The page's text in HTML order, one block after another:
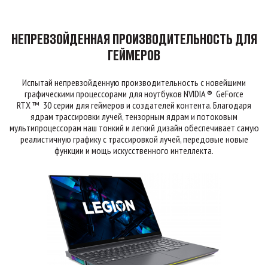
НЕПРЕВЗОЙДЕННАЯ ПРОИЗВОДИТЕЛЬНОСТЬ ДЛЯ
ГЕЙМЕРОВ
Испытай непревзойденную производительность с новейшими
графическими процессорами для ноутбуков NVIDIA ® GeForce
RTX ™ 30 серии для геймеров и создателей контента. Благодаря
ядрам трассировки лучей, тензорным ядрам и потоковым
мультипроцессорам наш тонкий и легкий дизайн обеспечивает самую
реалистичную графику с трассировкой лучей, передовые новые
функции и мощь искусственного интеллекта.